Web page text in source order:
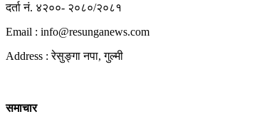
दर्ता नं. ४२००- २०८०/२०८१
Email : info@resunganews.com
Address : रेसुङ्गा नपा, गुल्मी
समाचार